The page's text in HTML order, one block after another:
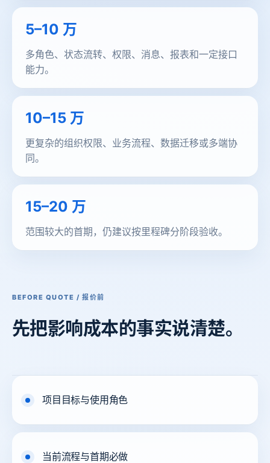
5–10 万
多角色、状态流转、权限、消息、报表和一定接口
能力。
10–15 万
更复杂的组织权限、业务流程、数据迁移或多端协
同。
15–20 万
范围较大的首期，仍建议按里程碑分阶段验收。
BEFORE QUOTE / 报价前
先把影响成本的事实说清楚。
项目目标与使用角色
当前流程与首期必做